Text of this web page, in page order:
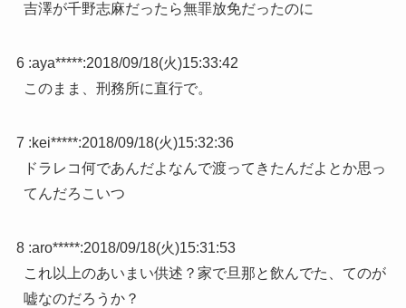
吉澤が千野志麻だったら無罪放免だったのに
6 :aya*****:2018/09/18(火)15:33:42
このまま、刑務所に直行で。
7 :kei*****:2018/09/18(火)15:32:36
ドラレコ何であんだよなんで渡ってきたんだよとか思っ
てんだろこいつ
8 :aro*****:2018/09/18(火)15:31:53
これ以上のあいまい供述？家で旦那と飲んでた、てのが
嘘なのだろうか？